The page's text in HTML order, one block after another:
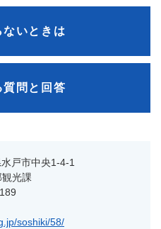
ないときは
質問と回答
戸市中央1-4-1
光課
soshiki/58/